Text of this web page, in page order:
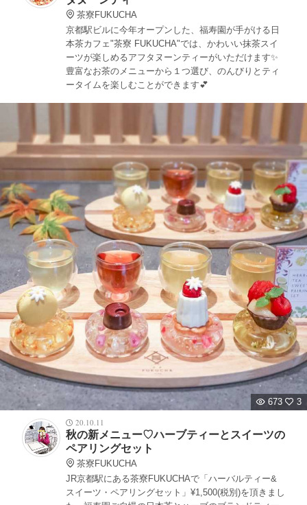
茶寮FUKUCHA
京都駅ビルに今年オープンした、福寿園が手がける日
本茶カフェ"茶寮 FUKUCHA"では、かわいい抹茶スイ
ーツが楽しめるアフタヌーンティーがいただけます✨
豊富なお茶のメニューから１つ選び、のんびりとティ
ータイムを楽しむことができます💕
673
3
20.10.11
秋の新メニュー♡ハーブティーとスイーツの
ペアリングセット
茶寮FUKUCHA
JR京都駅にある茶寮FUKUCHAで「ハーバルティー&
スイーツ・ペアリングセット」¥1,500(税別)を頂きまし